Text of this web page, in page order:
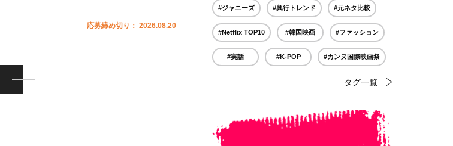
応募締め切り： 2026.08.20
#ジャニーズ #興行トレンド #元ネタ比較
#Netflix TOP10 #韓国映画 #ファッション
#実話 #K-POP #カンヌ国際映画祭
タグ一覧